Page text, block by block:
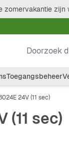
zomervakantie zijn
Doorzoek
Toegangsbeheer
24V (11 sec)
(11 sec)